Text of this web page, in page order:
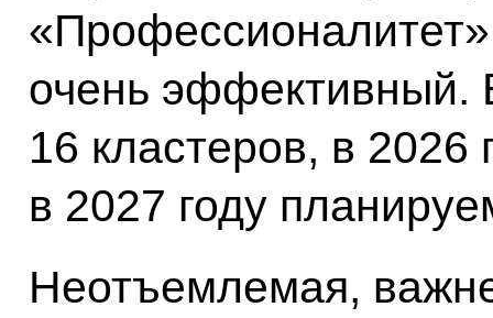
очень эффективный.
16 кластеров, в
в 2027 году
Неотъемлемая,